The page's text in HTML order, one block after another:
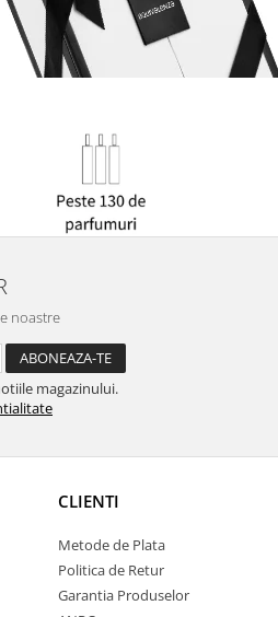
noastre
magazinului.
CLIENTI
Metode de Plata
Politica de Retur
Garantia Produselor